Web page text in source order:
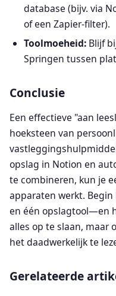
database (bijv. via
of een Zapier-filter).
Toolmoeheid: Blijf
Springen tussen
Conclusie
Een effectieve "aan
hoeksteen van
opslag in Notion en
te combineren, kun je
apparaten werkt.
en één opslagtool—en
alles op te slaan, maar
het daadwerkelijk te
Gerelateerde